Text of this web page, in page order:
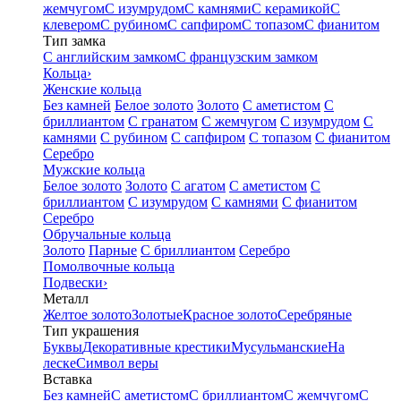
жемчугомС изумрудомС камнямиС керамикойС
клеверомС рубиномС сапфиромС топазомС фианитом
Тип замка
С английским замкомС французским замком
Кольца›
Женские кольца
Без камней Белое золото Золото С аметистом С
бриллиантом С гранатом С жемчугом С изумрудом С
камнями С рубином С сапфиром С топазом С фианитом
Серебро
Мужские кольца
Белое золото Золото С агатом С аметистом С
бриллиантом С изумрудом С камнями С фианитом
Серебро
Обручальные кольца
Золото Парные С бриллиантом Серебро
Помолвочные кольца
Подвески›
Металл
Желтое золотоЗолотыеКрасное золотоСеребряные
Тип украшения
БуквыДекоративные крестикиМусульманскиеНа
лескеСимвол веры
Вставка
Без камнейС аметистомС бриллиантомС жемчугомС